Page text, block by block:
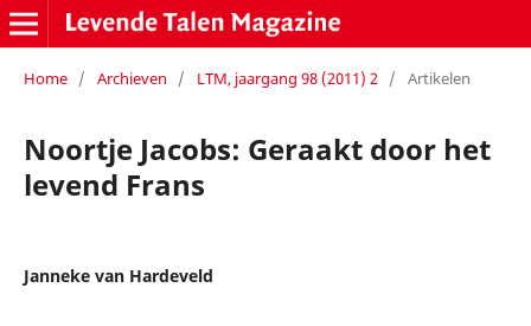
Home / Archieven / LTM, jaargang 98 (2011) 2 / Artikelen
Noortje Jacobs: Geraakt door het
levend Frans
Janneke van Hardeveld